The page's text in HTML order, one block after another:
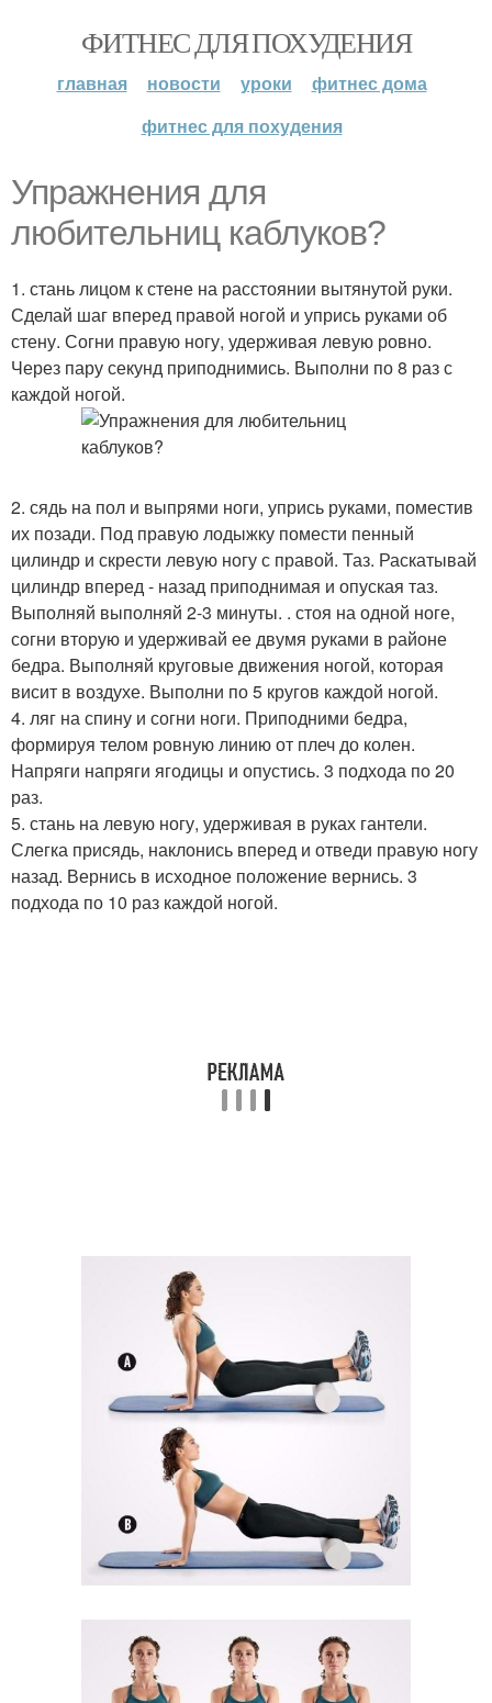
ФИТНЕС ДЛЯ ПОХУДЕНИЯ
главная новости уроки
фитнес дома
фитнес для похудения
Упражнения для
любительниц каблуков?
1. стань лицом к стене на расстоянии вытянутой руки.
Сделай шаг вперед правой ногой и упрись руками об
стену. Согни правую ногу, удерживая левую ровно.
Через пару секунд приподнимись. Выполни по 8 раз с
каждой ногой.
2. сядь на пол и выпрями ноги, упрись руками, поместив
их позади. Под правую лодыжку помести пенный
цилиндр и скрести левую ногу с правой. Таз. Раскатывай
цилиндр вперед - назад приподнимая и опуская таз.
Выполняй выполняй 2-3 минуты. . стоя на одной ноге,
согни вторую и удерживай ее двумя руками в районе
бедра. Выполняй круговые движения ногой, которая
висит в воздухе. Выполни по 5 кругов каждой ногой.
4. ляг на спину и согни ноги. Приподними бедра,
формируя телом ровную линию от плеч до колен.
Напряги напряги ягодицы и опустись. 3 подхода по 20
раз.
5. стань на левую ногу, удерживая в руках гантели.
Слегка присядь, наклонись вперед и отведи правую ногу
назад. Вернись в исходное положение вернись. 3
подхода по 10 раз каждой ногой.